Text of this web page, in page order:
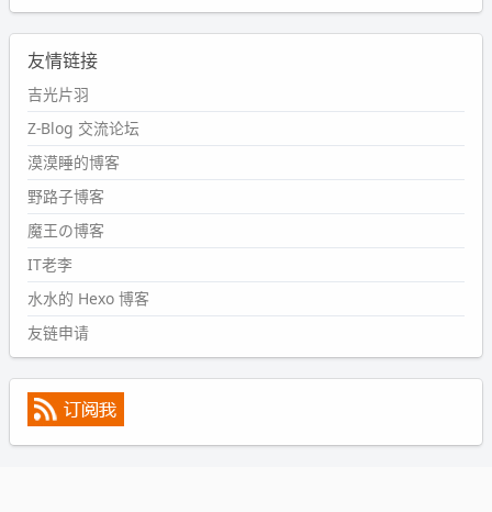
wdssmq
2024-09-11 08:45:43
#PubWord
然后天凉了，为了应对踢被子买了睡袋，不知道 1.2 米会不
会略窄。。
wdssmq
2024-09-09 19:43:00
#PubWord
表，21 年 11 月底发现 B 站上线了这部，直到前几天才看
完，还是分两次看的。。接下来有五项是 2019 年的，都是
电影 —— 略长的待办列表。。
友情链接
吉光片羽
Z-Blog 交流论坛
漠漠睡的博客
野路子博客
魔王の博客
IT老李
水水的 Hexo 博客
友链申请